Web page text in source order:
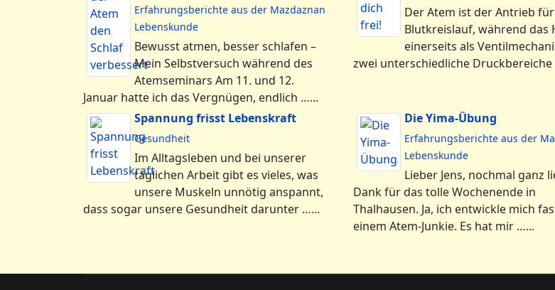
Erfahrungsberichte aus der Mazdaznan
Lebenskunde
Bewusst atmen, besser schlafen –
Mein Selbstversuch während des
Atemseminars Am 11. und 12.
Januar hatte ich das Vergnügen, endlich …...
Der Atem ist der Antrieb
Blutkreislauf, während das
einerseits als
zwei unterschiedliche Druckbereiche
Spannung frisst Lebenskraft
Gesundheit
Im Alltagsleben und bei unserer
täglichen Arbeit gibt es vieles, was
unsere Muskeln unnötig anspannt,
dass sogar unsere Gesundheit darunter …...
Die Yima-Übung
Erfahrungsberichte aus der
Lebenskunde
Lieber Jens, nochmal ganz
Dank für das tolle Wochenende in
Thalhausen. Ja, ich entwickle mich
einem Atem-Junkie. Es hat mir …...